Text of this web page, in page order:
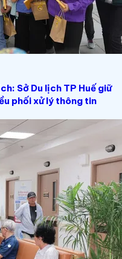
Sở Du lịch TP Huế giữ
phối xử lý thông tin